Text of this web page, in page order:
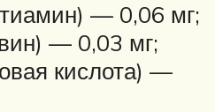
— 0,06 мг;
— 0,03 мг;
кислота) —